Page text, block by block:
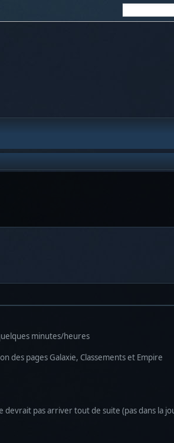
minutes/heures
des pages Galaxie, Classements et Empire
pas arriver tout de suite (pas dans la